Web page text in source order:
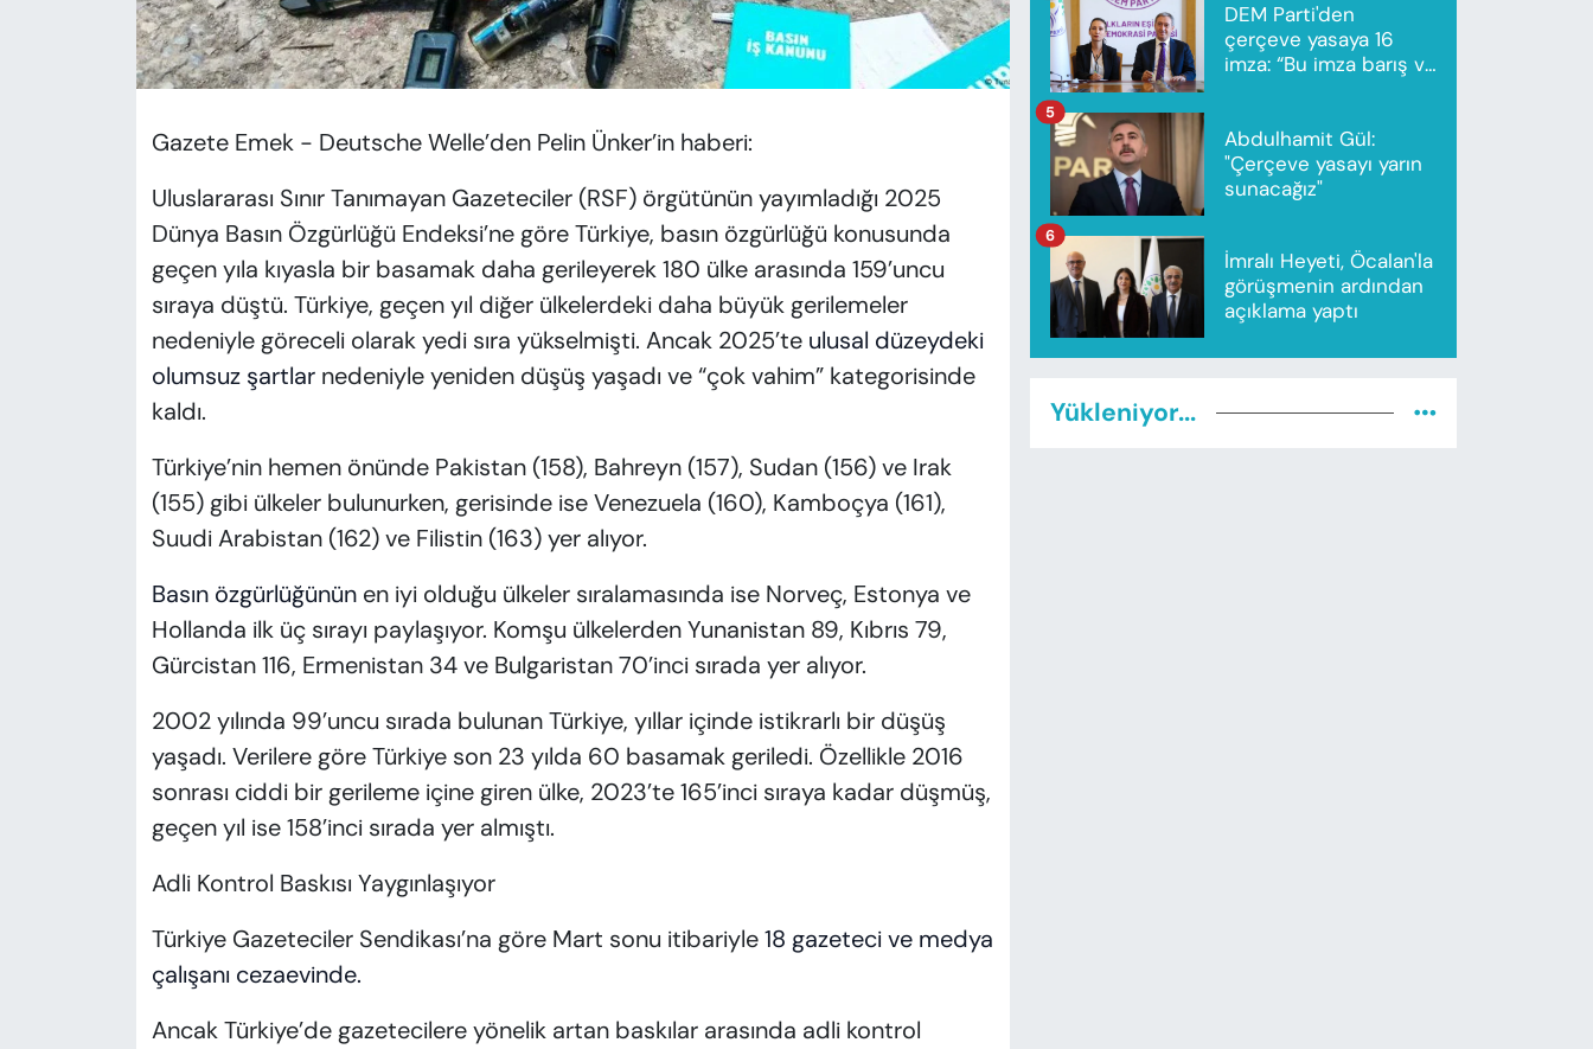
Gazete Emek - Deutsche Welle’den Pelin Ünker’in haberi:
Uluslararası Sınır Tanımayan Gazeteciler (RSF) örgütünün yayımladığı 2025
Dünya Basın Özgürlüğü Endeksi’ne göre Türkiye, basın özgürlüğü konusunda
geçen yıla kıyasla bir basamak daha gerileyerek 180 ülke arasında 159’uncu
sıraya düştü. Türkiye, geçen yıl diğer ülkelerdeki daha büyük gerilemeler
nedeniyle göreceli olarak yedi sıra yükselmişti. Ancak 2025’te ulusal düzeydeki
olumsuz şartlarnedeniyle yeniden düşüş yaşadı ve “çok vahim” kategorisinde
kaldı.
Türkiye’nin hemen önünde Pakistan (158), Bahreyn (157), Sudan (156) ve Irak
(155) gibi ülkeler bulunurken, gerisinde ise Venezuela (160), Kamboçya (161),
Suudi Arabistan (162) ve Filistin (163) yer alıyor.
Basın özgürlüğününen iyi olduğu ülkeler sıralamasında ise Norveç, Estonya ve
Hollanda ilk üç sırayı paylaşıyor. Komşu ülkelerden Yunanistan 89, Kıbrıs 79,
Gürcistan 116, Ermenistan 34 ve Bulgaristan 70’inci sırada yer alıyor.
2002 yılında 99’uncu sırada bulunan Türkiye, yıllar içinde istikrarlı bir düşüş
yaşadı. Verilere göre Türkiye son 23 yılda 60 basamak geriledi. Özellikle 2016
sonrası ciddi bir gerileme içine giren ülke, 2023’te 165’inci sıraya kadar düşmüş,
geçen yıl ise 158’inci sırada yer almıştı.
Adli Kontrol Baskısı Yaygınlaşıyor
Türkiye Gazeteciler Sendikası’na göre Mart sonu itibariyle18 gazeteci ve medya
çalışanı cezaevinde.
Ancak Türkiye’de gazetecilere yönelik artan baskılar arasında adli kontrol
DEM Parti'den
çerçeve yasaya 16
imza: “Bu imza barış ve
Abdulhamit Gül:
"Çerçeve yasayı yarın
sunacağız"
5
İmralı Heyeti, Öcalan'la
görüşmenin ardından
açıklama yaptı
6
Yükleniyor...
SİYASET